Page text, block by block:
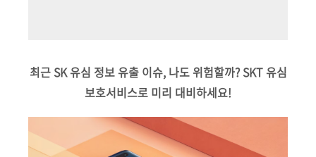
최근 SK 유심 정보 유출 이슈, 나도 위험할까? SKT 유심
보호서비스로 미리 대비하세요!